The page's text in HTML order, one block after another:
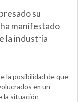
su
manifestado
la industria
la posibilidad de que
en un
la situación